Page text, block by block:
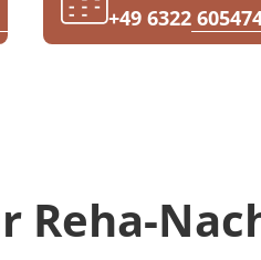
+49 6322
Reha-